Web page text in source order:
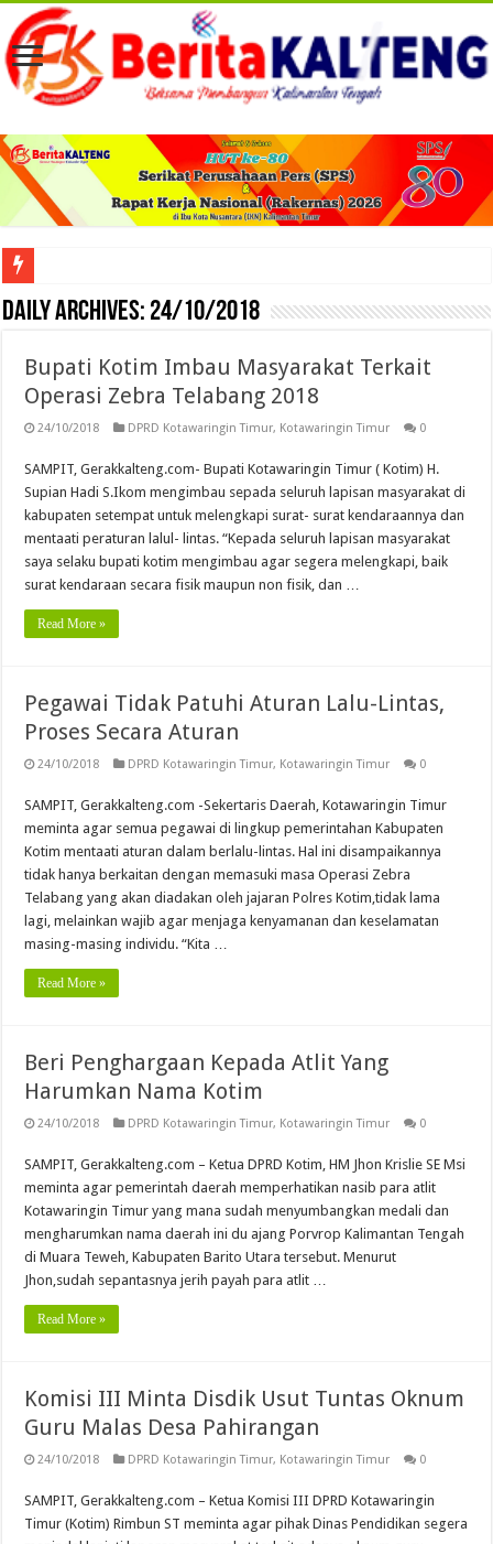
Viral! Selama Dua Bulan Lebih Siltap Serta Tunjangan Pemdes dan BPD di
Daily Archives: 24/10/2018
Bupati Kotim Imbau Masyarakat Terkait
Operasi Zebra Telabang 2018
24/10/2018 DPRD Kotawaringin Timur, Kotawaringin Timur 0
SAMPIT, Gerakkalteng.com- Bupati Kotawaringin Timur ( Kotim) H.
Supian Hadi S.Ikom mengimbau sepada seluruh lapisan masyarakat di
kabupaten setempat untuk melengkapi surat- surat kendaraannya dan
mentaati peraturan lalul- lintas. “Kepada seluruh lapisan masyarakat
saya selaku bupati kotim mengimbau agar segera melengkapi, baik
surat kendaraan secara fisik maupun non fisik, dan …
Read More »
Pegawai Tidak Patuhi Aturan Lalu-Lintas,
Proses Secara Aturan
24/10/2018 DPRD Kotawaringin Timur, Kotawaringin Timur 0
SAMPIT, Gerakkalteng.com -Sekertaris Daerah, Kotawaringin Timur
meminta agar semua pegawai di lingkup pemerintahan Kabupaten
Kotim mentaati aturan dalam berlalu-lintas. Hal ini disampaikannya
tidak hanya berkaitan dengan memasuki masa Operasi Zebra
Telabang yang akan diadakan oleh jajaran Polres Kotim,tidak lama
lagi, melainkan wajib agar menjaga kenyamanan dan keselamatan
masing-masing individu. “Kita …
Read More »
Beri Penghargaan Kepada Atlit Yang
Harumkan Nama Kotim
24/10/2018 DPRD Kotawaringin Timur, Kotawaringin Timur 0
SAMPIT, Gerakkalteng.com – Ketua DPRD Kotim, HM Jhon Krislie SE Msi
meminta agar pemerintah daerah memperhatikan nasib para atlit
Kotawaringin Timur yang mana sudah menyumbangkan medali dan
mengharumkan nama daerah ini du ajang Porvrop Kalimantan Tengah
di Muara Teweh, Kabupaten Barito Utara tersebut. Menurut
Jhon,sudah sepantasnya jerih payah para atlit …
Read More »
Komisi III Minta Disdik Usut Tuntas Oknum
Guru Malas Desa Pahirangan
24/10/2018 DPRD Kotawaringin Timur, Kotawaringin Timur 0
SAMPIT, Gerakkalteng.com – Ketua Komisi III DPRD Kotawaringin
Timur (Kotim) Rimbun ST meminta agar pihak Dinas Pendidikan segera